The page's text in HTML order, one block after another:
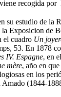
recogida
su estudio de la
Exposicion de
el cuadro Un
53. En 1878
IV. Espagne, en
mère, año en
en los
Amado (1844-